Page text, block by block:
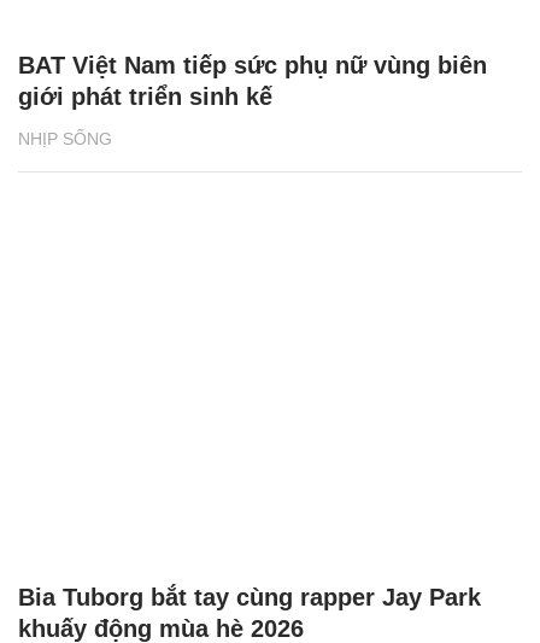
NHỊP SỐNG
BAT Việt Nam tiếp sức phụ nữ vùng biên
giới phát triển sinh kế
Bia Tuborg bắt tay cùng rapper Jay Park
khuấy động mùa hè 2026